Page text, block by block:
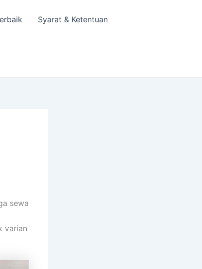
Syarat & Ketentuan
sewa
varian